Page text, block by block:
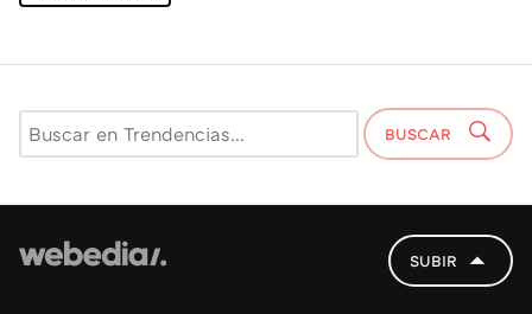
BUSCAR
SUBIR